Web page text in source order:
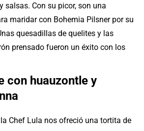
salsas. Con su picor, son una
maridar con Bohemia Pilsner por su
quesadillas de quelites y las
prensado fueron un éxito con los
con huauzontle y
Chef Lula nos ofreció una tortita de